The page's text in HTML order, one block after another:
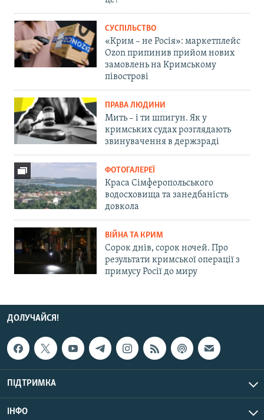
СУСПІЛЬСТВО
«Крим – не Росія»: маркетплейс
Ozon припинив прийом нових
замовлень на Кримському
півострові
ПРАВА ЛЮДИНИ
Мить – і ти шпигун. Як у
кримських судах розглядають
звинувачення в держзраді
ФОТОГАЛЕРЕЇ
Краса Сімферопольського
водосховища та занедбаність
довкола
ВІЙНА ТА КРИМ
Сорок днів, сорок ночей. Про
результати кримської операції з
примусу Росії до миру
ДОЛУЧАЙСЯ!
ПІДТРИМКА
ІНФО